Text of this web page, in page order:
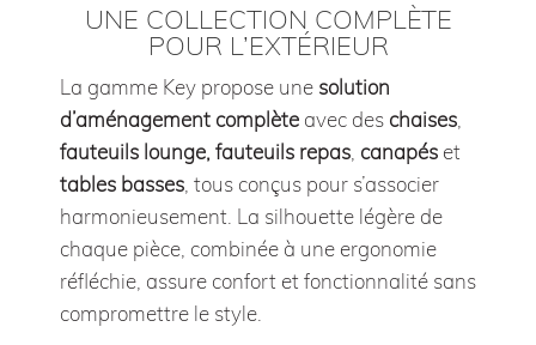
UNE COLLECTION COMPLÈTE
POUR L’EXTÉRIEUR
La gamme Key propose une solution
d’aménagement complète avec des chaises
fauteuils lounge, fauteuils repas canapés et
tables basses , tous conçus pour s’associer
harmonieusement. La silhouette légère de
chaque pièce, combinée à une ergonomie
réfléchie, assure confort et fonctionnalité sans
compromettre le style.